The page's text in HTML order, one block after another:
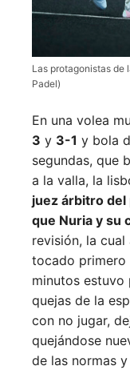
Las protagonistas de
Padel)
En una volea
3 y 3-1 y bola
segundas, que
a la valla, la
juez árbitro del
que Nuria y su
revisión, la
tocado primero
minutos
quejas de la
con no jugar,
quejándose
de las normas